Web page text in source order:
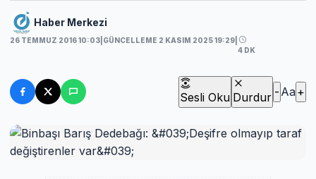
Haber Merkezi
26 TEMMUZ 2016 10:03 GÜNCELLEME 2 KASIM 2025 19:29
4 DK
Sesli Oku Durdur - Aa+